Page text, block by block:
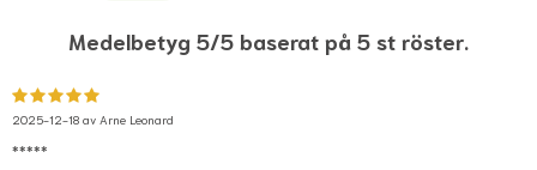
Medelbetyg 5/5 baserat på 5 st röster.
2025-12-18 av Arne Leonard
*****